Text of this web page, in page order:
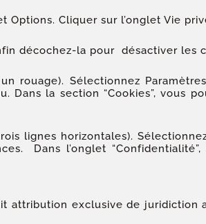
Cliquer sur l’onglet Vie
décochez-la pour désactiver les
rouage). Sélectionnez
Dans la section “Cookies”, vous
lignes horizontales).
Dans l’onglet “Confidentialité”,
attribution exclusive de juridiction